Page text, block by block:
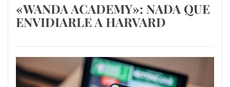
«WANDA ACADEMY»: NADA QUE
ENVIDIARLE A HARVARD